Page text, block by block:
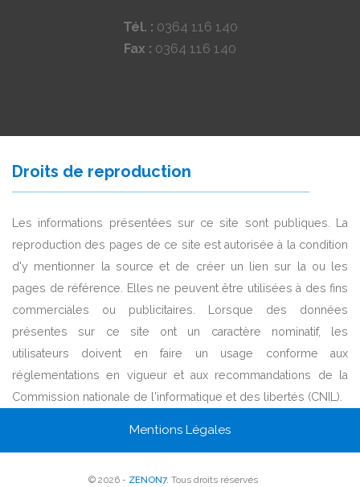
Tél. : 0364 116 140
Fax : 0364 116 140
Droits de reproduction
Les informations présentées sur ce site sont publiques. La
reproduction des pages de ce site est autorisée à la condition
d'y mentionner la source et de créer un lien sur la ou les
pages de référence. Elles ne peuvent être utilisées à des fins
commerciales ou publicitaires. Lorsque des données
présentes sur ce site ont un caractère nominatif, les
utilisateurs doivent en faire un usage conforme aux
réglementations en vigueur et aux recommandations de la
Commission nationale de l'informatique et des libertés (CNIL).
Mentions Légales
© 2026 - ZENON7. Tous droits réservés